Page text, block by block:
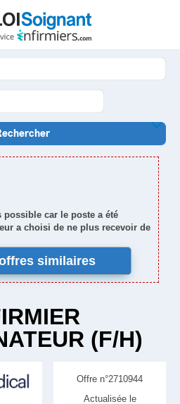
car le poste a été
a choisi de ne plus recevoir de
similaires
(F/H)
Offre n°2710944
Actualisée le